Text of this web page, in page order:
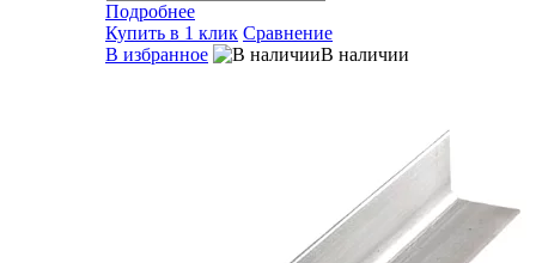
Подробнее
Купить в 1 клик Сравнение
В избранное
В наличии